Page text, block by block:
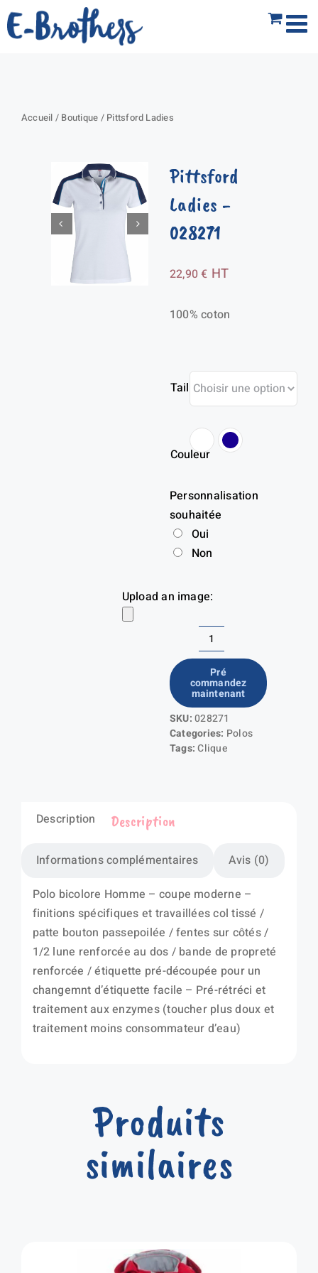
Passer
au
Accueil / Boutique / Pittsford Ladies
Pittsford
Ladies -
028271
22,90€ HT
100% coton
Taille
Couleur
Personnalisation
souhaitée
Oui
Non
Upload an image:
quantité
de
Pittsford
Ladies
Pré
commandez
maintenant
SKU:028271
Categories: Polos
Tags:Clique
Description
Informations complémentaires Avis (0)
Description
Polo bicolore Homme – coupe moderne –
finitions spécifiques et travaillées col tissé /
patte bouton passepoilée / fentes sur côtés /
1/2 lune renforcée au dos / bande de propreté
renforcée / étiquette pré-découpée pour un
changemnt d’étiquette facile – Pré-rétréci et
traitement aux enzymes (toucher plus doux et
traitement moins consommateur d’eau)
Produits
similaires